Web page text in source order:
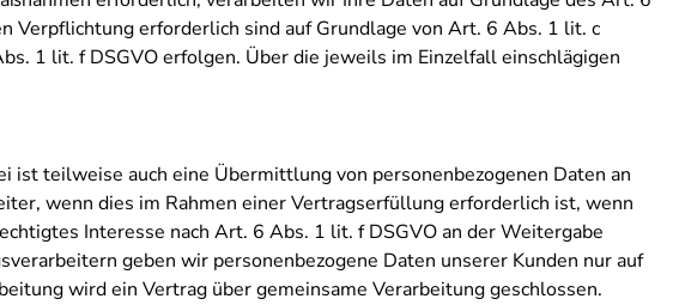
Verpflichtung erforderlich sind auf Grundlage von Art. 6 Abs. 1 lit. c
1 lit. f DSGVO erfolgen. Über die jeweils im Einzelfall einschlägigen
teilweise auch eine Übermittlung von personenbezogenen Daten an
wenn dies im Rahmen einer Vertragserfüllung erforderlich ist, wenn
Interesse nach Art. 6 Abs. 1 lit. f DSGVO an der Weitergabe
geben wir personenbezogene Daten unserer Kunden nur auf
wird ein Vertrag über gemeinsame Verarbeitung geschlossen.